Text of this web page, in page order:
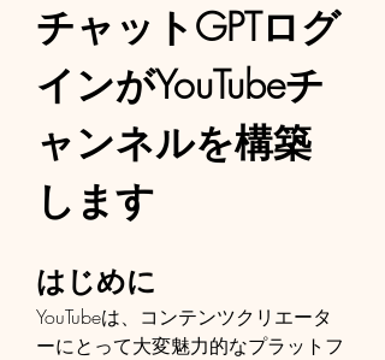
チャットGPTログ
インがYouTubeチ
ャンネルを構築
します
はじめに
YouTubeは、コンテンツクリエータ
ーにとって大変魅力的なプラットフ